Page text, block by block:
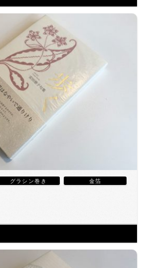
グラシン巻き 金箔